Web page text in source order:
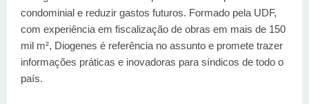
condominial e reduzir gastos futuros. Formado pela UDF,
com experiência em fiscalização de obras em mais de 150
mil m², Diogenes é referência no assunto e promete trazer
informações práticas e inovadoras para síndicos de todo o
país.